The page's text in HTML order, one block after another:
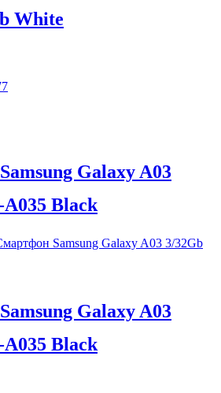
White
Galaxy A03
Black
Galaxy A03
Black